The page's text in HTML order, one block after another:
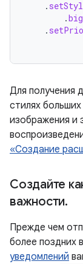
.
.
.
Для получения
стилях
изображения и
«Создание
Создайте
важности.
Прежде чем
более поздних
уведомлений